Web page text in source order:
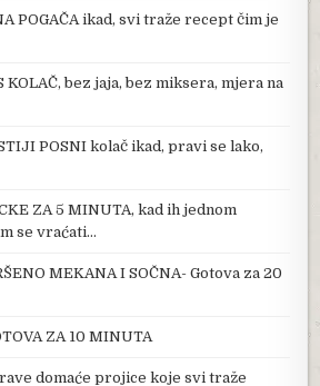
POGAČA ikad, svi traže recept čim je
KOLAČ, bez jaja, bez miksera, mjera na
POSNI kolač ikad, pravi se lako,
ZA 5 MINUTA, kad ih jednom
se vraćati…
MEKANA I SOČNA- Gotova za 20
ZA 10 MINUTA
domaće projice koje svi traže